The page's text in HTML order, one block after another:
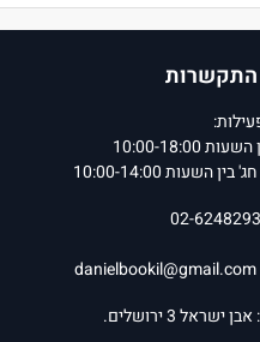
התקשרות
10:00-18:00
השעות 10:00-14:00
danielbookil@gmail.com
3 ירושלים.